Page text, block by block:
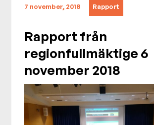
7 november, 2018 Rapport
Rapport från
regionfullmäktige 6
november 2018